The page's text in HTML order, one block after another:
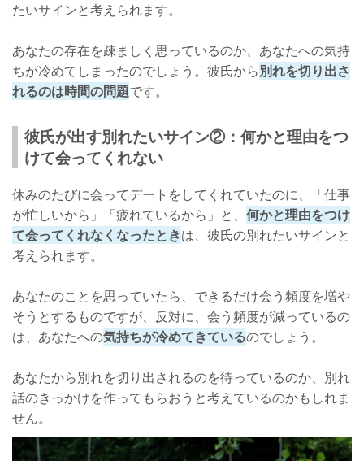
たいサインと考えられます。
あなたの存在を疎ましく思っているのか、あなたへの気持
ちが冷めてしまったのでしょう。彼氏から別れを切り出さ
れるのは時間の問題です。
彼氏が出す別れたいサイン②：何かと理由をつ
けて会ってくれない
休みのたびに会ってデートをしてくれていたのに、「仕事
が忙しいから」「疲れているから」と、 何かと理由をつけ
て会ってくれなくなったときは、彼氏の別れたいサインと
考えられます。
あなたのことを思っていたら、できるだけ会う頻度を増や
そうとするものですが、反対に、会う頻度が減っているの
は、あなたへの気持ちが冷めてきているのでしょう。
あなたから別れを切り出されるのを待っているのか、別れ
話のきっかけを作ってもらおうと考えているのかもしれま
せん。